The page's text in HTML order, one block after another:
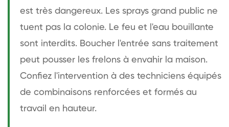
est très dangereux. Les sprays grand public ne
tuent pas la colonie. Le feu et l'eau bouillante
sont interdits. Boucher l'entrée sans traitement
peut pousser les frelons à envahir la maison.
Confiez l'intervention à des techniciens équipés
de combinaisons renforcées et formés au
travail en hauteur.